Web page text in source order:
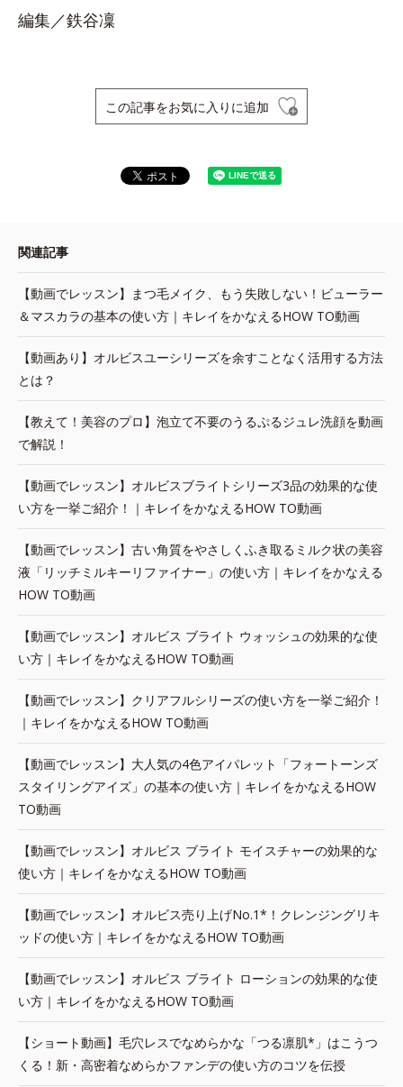
編集／鉄谷凜
この記事をお気に入りに追加
関連記事
【動画でレッスン】まつ毛メイク、もう失敗しない！ビューラー
＆マスカラの基本の使い方｜キレイをかなえるHOW TO動画
【動画あり】オルビスユーシリーズを余すことなく活用する方法
とは？
【教えて！美容のプロ】泡立て不要のうるぷるジュレ洗顔を動画
で解説！
【動画でレッスン】オルビスブライトシリーズ3品の効果的な使
い方を一挙ご紹介！｜キレイをかなえるHOW TO動画
【動画でレッスン】古い角質をやさしくふき取るミルク状の美容
液「リッチミルキーリファイナー」の使い方｜キレイをかなえる
HOW TO動画
【動画でレッスン】オルビス ブライト ウォッシュの効果的な使
い方｜キレイをかなえるHOW TO動画
【動画でレッスン】クリアフルシリーズの使い方を一挙ご紹介！
｜キレイをかなえるHOW TO動画
【動画でレッスン】大人気の4色アイパレット「フォートーンズ
スタイリングアイズ」の基本の使い方｜キレイをかなえるHOW
TO動画
【動画でレッスン】オルビス ブライト モイスチャーの効果的な
使い方｜キレイをかなえるHOW TO動画
【動画でレッスン】オルビス売り上げNo.1*！クレンジングリキ
ッドの使い方｜キレイをかなえるHOW TO動画
【動画でレッスン】オルビス ブライト ローションの効果的な使
い方｜キレイをかなえるHOW TO動画
【ショート動画】毛穴レスでなめらかな「つる凛肌*」はこうつ
くる！新・高密着なめらかファンデの使い方のコツを伝授